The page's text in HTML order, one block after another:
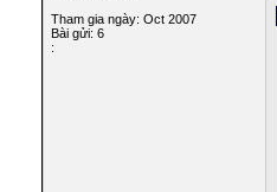
Tham gia ngày: Oct 2007
Bài gửi: 6
: